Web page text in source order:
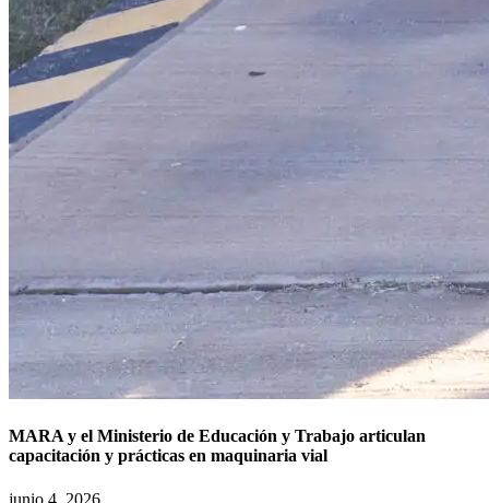
MARA y el Ministerio de Educación y Trabajo articulan
capacitación y prácticas en maquinaria vial
junio 4, 2026